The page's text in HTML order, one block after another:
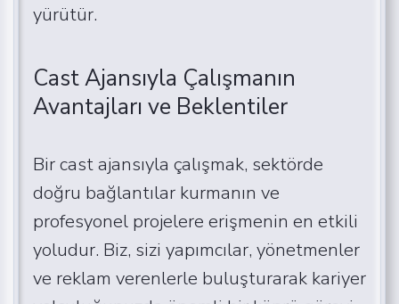
yürütür.
Cast Ajansıyla Çalışmanın
Avantajları ve Beklentiler
Bir cast ajansıyla çalışmak, sektörde
doğru bağlantılar kurmanın ve
profesyonel projelere erişmenin en etkili
yoludur. Biz, sizi yapımcılar, yönetmenler
ve reklam verenlerle buluşturarak kariyer